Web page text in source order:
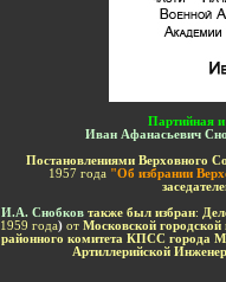
Партийная и
Иван Афанасьевич
Постановлениями Верховного
1957 года "Об избрании
И.А. Снобков также был избран:
1959 года) от Московской городской
районного комитета КПСС города
Артиллерийской